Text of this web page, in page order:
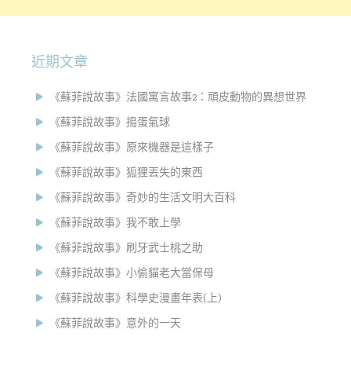
近期文章
《蘇菲說故事》法國寓言故事2：頑皮動物的異想世界
《蘇菲說故事》搗蛋氣球
《蘇菲說故事》原來機器是這樣子
《蘇菲說故事》狐狸丟失的東西
《蘇菲說故事》奇妙的生活文明大百科
《蘇菲說故事》我不敢上學
《蘇菲說故事》刷牙武士桃之助
《蘇菲說故事》小偷貓老大當保母
《蘇菲說故事》科學史漫畫年表(上)
《蘇菲說故事》意外的一天